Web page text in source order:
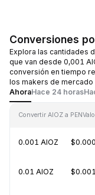
Conversiones
Explora las cantidades
que van desde 0,001
conversión en tiempo
los makers de mercado
AhoraHace 24 horas
Convertir AIOZ a PEN
0.001 AIOZ
0.01 AIOZ